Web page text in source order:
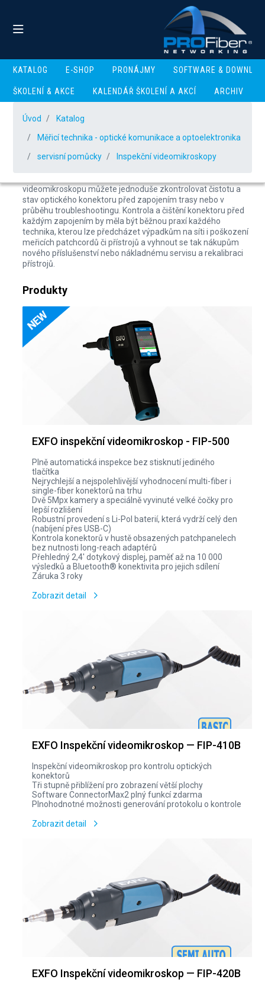
KATALOG E-SHOP PRONÁJMY SOFTWARE &
ŠKOLENÍ & AKCE KALENDÁŘ ŠKOLENÍ A AKCÍ ARCHIV
Úvod
Katalog
Měřicí technika - optické komunikace a optoelektronika
servisní pomůcky
Inspekční videomikroskopy
Inspekční
videomikroskopy
Protože nečistoty nebo poškození konektorů bývají
videomikroskopu můžete jednoduše zkontrolovat čistotu a
stav optického konektoru před zapojením trasy nebo v
průběhu troubleshootingu. Kontrola a čištění konektoru před
každým zapojením by měla být běžnou praxí každého
technika, kterou lze předcházet výpadkům na síti i poškození
meřicích patchcordů či přístrojů a vyhnout se tak nákupům
nového příslušenství nebo nákladnému servisu a rekalibraci
přístrojů.
Produkty
EXFO inspekční videomikroskop - FIP-500
Plně automatická inspekce bez stisknutí jediného
tlačítka
Nejrychlejší a nejspolehlivější vyhodnocení multi-fiber i
single-fiber konektorů na trhu
Dvě 5Mpx kamery a speciálně vyvinuté velké čočky pro
lepší rozlišení
Robustní provedení s Li-Pol baterií, která vydrží celý den
(nabíjení přes USB-C)
Kontrola konektorů v hustě obsazených patchpanelech
bez nutnosti long-reach adaptérů
Přehledný 2,4' dotykový displej, paměť až na 10 000
výsledků a Bluetooth® konektivita pro jejich sdílení
Záruka 3 roky
Zobrazit detail
EXFO Inspekční videomikroskop — FIP-410B
Inspekční videomikroskop pro kontrolu optických
konektorů
Tři stupně přiblížení pro zobrazení větší plochy
Software ConnectorMax2 plný funkcí zdarma
Plnohodnotné možnosti generování protokolu o kontrole
Zobrazit detail
EXFO Inspekční videomikroskop — FIP-420B